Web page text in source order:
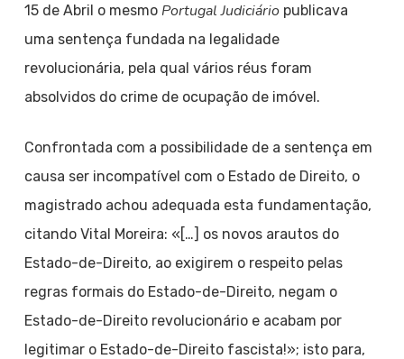
15 de Abril o mesmo Portugal Judiciáriopublicava
uma sentença fundada na legalidade
revolucionária, pela qual vários réus foram
absolvidos do crime de ocupação de imóvel.
Confrontada com a possibilidade de a sentença em
causa ser incompatível com o Estado de Direito, o
magistrado achou adequada esta fundamentação,
citando Vital Moreira: «[…] os novos arautos do
Estado-de-Direito, ao exigirem o respeito pelas
regras formais do Estado-de-Direito, negam o
Estado-de-Direito revolucionário e acabam por
legitimar o Estado-de-Direito fascista!»; isto para,